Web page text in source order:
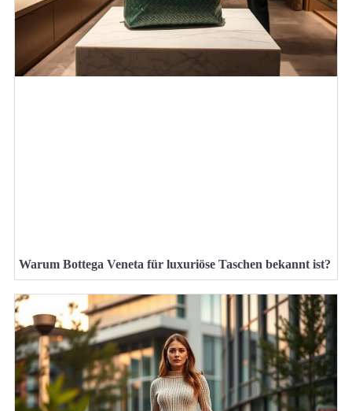
Warum Bottega Veneta für luxuriöse Taschen bekannt ist?